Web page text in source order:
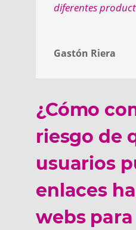
diferentes
Gastón Riera
¿Cómo
riesgo de
usuarios
enlaces
webs